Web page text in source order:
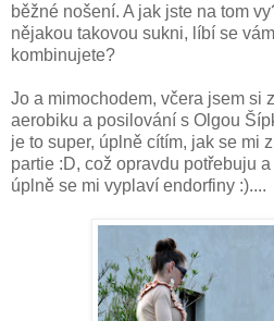
běžné nošení. A jak jste na tom
nějakou takovou sukni, líbí se
kombinujete?
Jo a mimochodem, včera jsem si
aerobiku a posilování s Olgou
je to super, úplně cítím, jak se mi
partie :D, což opravdu potřebuju
úplně se mi vyplaví endorfiny :)....